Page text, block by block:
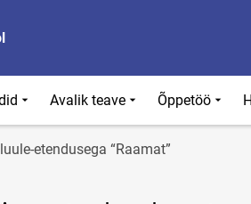
Avalik teave Õppetöö
etendusega “Raamat”